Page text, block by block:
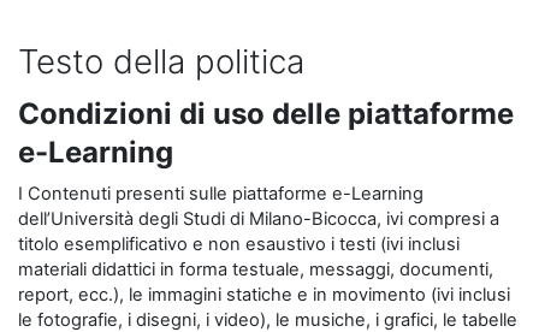
Testo della politica
Condizioni di uso delle piattaforme
e-Learning
I Contenuti presenti sulle piattaforme e-Learning
dell’Università degli Studi di Milano-Bicocca, ivi compresi a
titolo esemplificativo e non esaustivo i testi (ivi inclusi
materiali didattici in forma testuale, messaggi, documenti,
report, ecc.), le immagini statiche e in movimento (ivi inclusi
le fotografie, i disegni, i video), le musiche, i grafici, le tabelle